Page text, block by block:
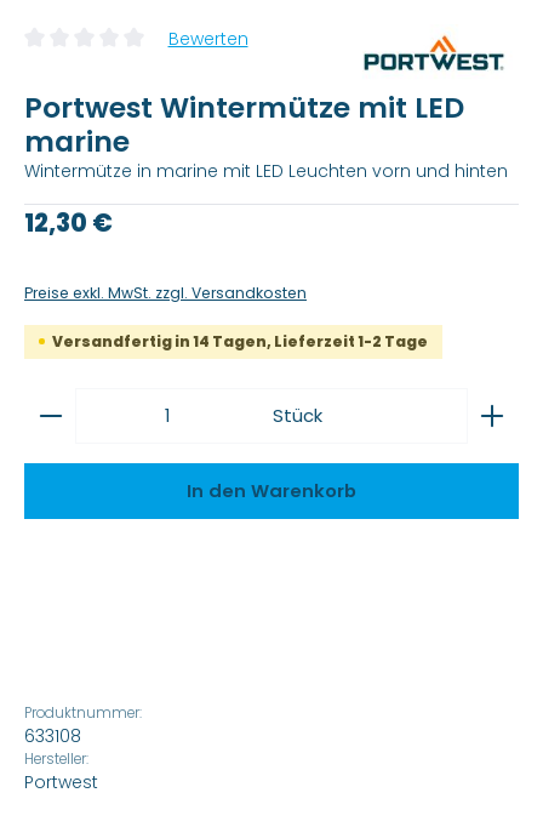
Durchschnittliche Bewertung von 0 von 5 Sternen
Bewerten
Portwest Wintermütze mit LED
marine
Wintermütze in marine mit LED Leuchten vorn und hinten
Regulärer Preis:
12,30 €
Preise exkl. MwSt. zzgl. Versandkosten
Versandfertig in 14 Tagen, Lieferzeit 1-2 Tage
Produkt Anzahl: Gib den gewünschten Wert
Stück
In den Warenkorb
Produktnummer:
633108
Hersteller:
Portwest